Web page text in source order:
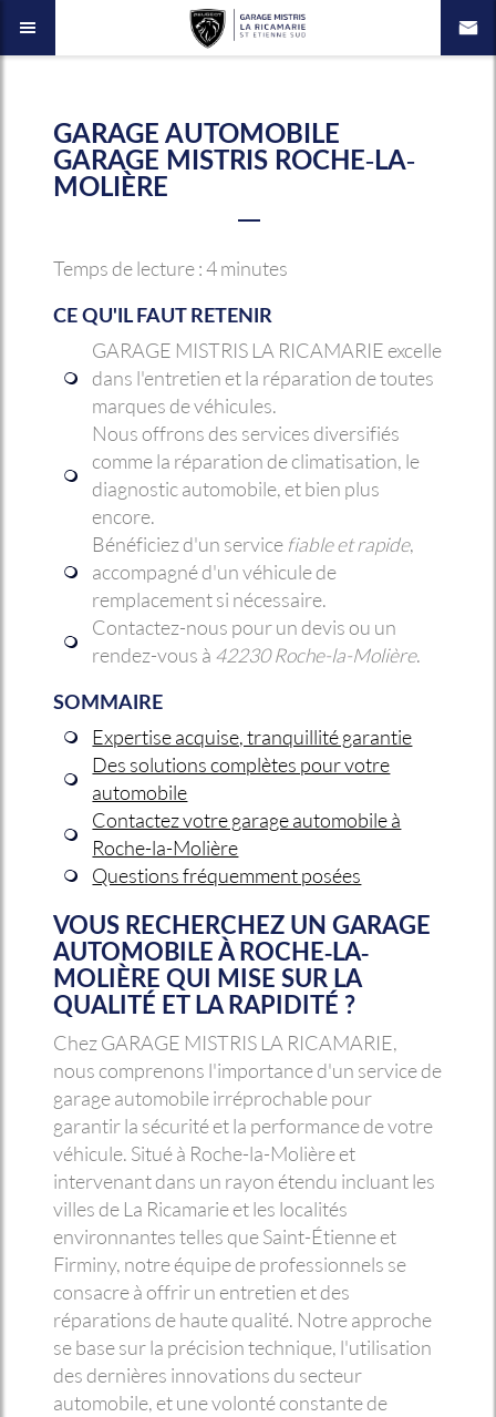
GARAGE AUTOMOBILE
GARAGE MISTRIS ROCHE-LA-
MOLIÈRE
Temps de lecture : 4 minutes
CE QU'IL FAUT RETENIR
GARAGE MISTRIS LA RICAMARIE excelle
dans l'entretien et la réparation de toutes
marques de véhicules.
Nous offrons des services diversifiés
comme la réparation de climatisation, le
diagnostic automobile, et bien plus
encore.
Bénéficiez d'un service fiable et rapide,
accompagné d'un véhicule de
remplacement si nécessaire.
Contactez-nous pour un devis ou un
rendez-vous à 42230 Roche-la-Molière.
SOMMAIRE
Expertise acquise, tranquillité garantie
Des solutions complètes pour votre
automobile
Contactez votre garage automobile à
Roche-la-Molière
Questions fréquemment posées
VOUS RECHERCHEZ UNGARAGE
AUTOMOBILE À ROCHE-LA-
MOLIÈRE QUI MISE SUR LA
QUALITÉ ET LA RAPIDITÉ ?
Chez GARAGE MISTRIS LA RICAMARIE,
nous comprenons l'importance d'un service de
garage automobile irréprochable pour
garantir la sécurité et la performance de votre
véhicule. Situé à Roche-la-Molière et
intervenant dans un rayon étendu incluant les
villes de La Ricamarie et les localités
environnantes telles que Saint-Étienne et
Firminy, notre équipe de professionnels se
consacre à offrir un entretien et des
réparations de haute qualité. Notre approche
se base sur la précision technique, l'utilisation
des dernières innovations du secteur
automobile, et une volonté constante de